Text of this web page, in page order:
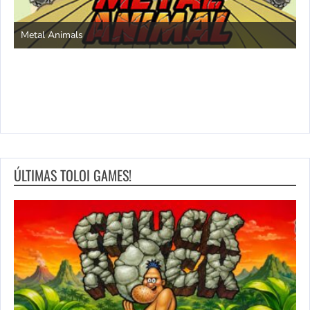
Metal Animals
ÚLTIMAS TOLOI GAMES!